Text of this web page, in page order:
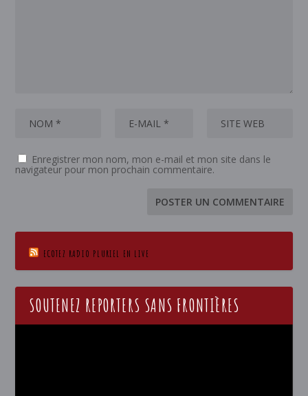
Enregistrer mon nom, mon e-mail et mon site dans le
navigateur pour mon prochain commentaire.
ECOTEZ RADIO PLURIEL EN LIVE
SOUTENEZ REPORTERS SANS FRONTIÈRES